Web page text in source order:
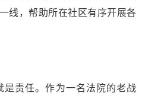
线，帮助所在社区有序开展各
责任。作为一名法院的老战